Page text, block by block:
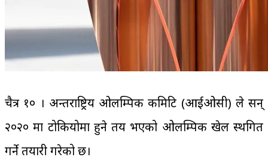
चैत्र १० । अन्तराष्ट्रिय ओलम्पिक कमिटि (आईओसी) ले सन्
२०२० मा टोकियोमा हुने तय भएको ओलम्पिक खेल स्थगित
गर्ने तयारी गरेको छ।